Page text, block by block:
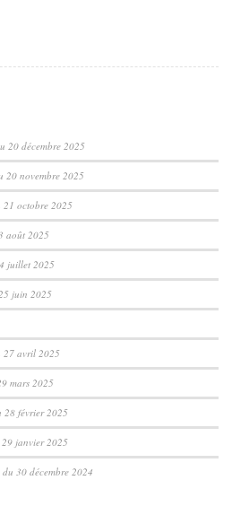
20 décembre 2025
20 novembre 2025
21 octobre 2025
août 2025
juillet 2025
juin 2025
27 avril 2025
mars 2025
28 février 2025
29 janvier 2025
30 décembre 2024